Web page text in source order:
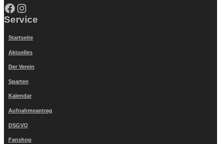
Facebook Instagram
Service
Startseite
Aktuelles
Der Verein
Sparten
Kalendar
Aufnahmeantrag
DSGVO
Fanshop